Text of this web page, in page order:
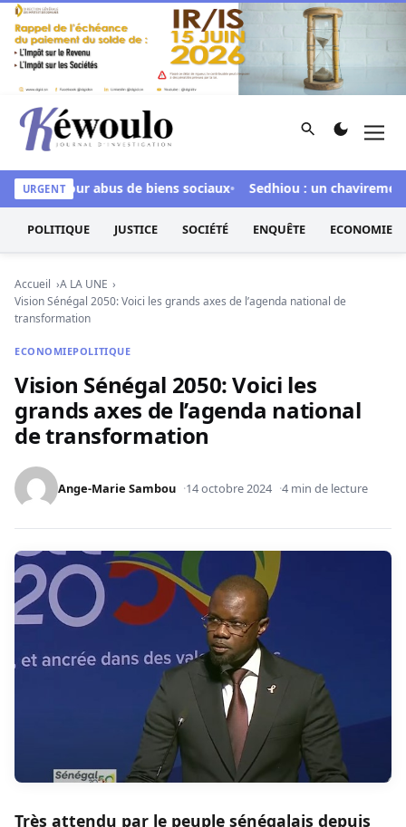
Aller au contenu
Kéwoulo, le premier site d'information et d'investigation
Rechercher
URGENT
pour abus de biens sociaux Sedhiou : un chavirement
POLITIQUE JUSTICE SOCIÉTÉ ENQUÊTE ECONOMIE
Accueil
A LA UNE
Vision Sénégal 2050: Voici les grands axes de l’agenda national de
transformation
ECONOMIEPOLITIQUE
Vision Sénégal 2050: Voici les
grands axes de l’agenda national
de transformation
Ange-Marie Sambou 14 octobre 2024 4 min de lecture
Très attendu par le peuple sénégalais depuis